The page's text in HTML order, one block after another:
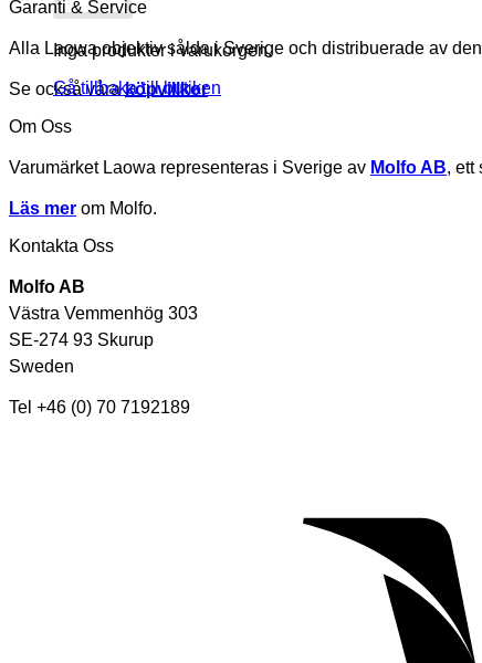
Inga produkter i varukorgen.
Gå tillbaka till butiken
Garanti & Service
Alla Laowa objektiv sålda i Sverige och distribuerade av
Se också våraköpvillkor
Om Oss
Varumärket Laowa representeras i Sverige av Molfo AB, ett
Läs mer om Molfo.
Kontakta Oss
Molfo AB
Västra Vemmenhög 303
SE-274 93 Skurup
Sweden
Tel +46 (0) 70 7192189